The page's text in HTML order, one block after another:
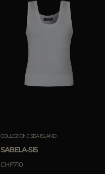
COLLEZIONE SEA ISLAND
SABELA-SI5
CHF710